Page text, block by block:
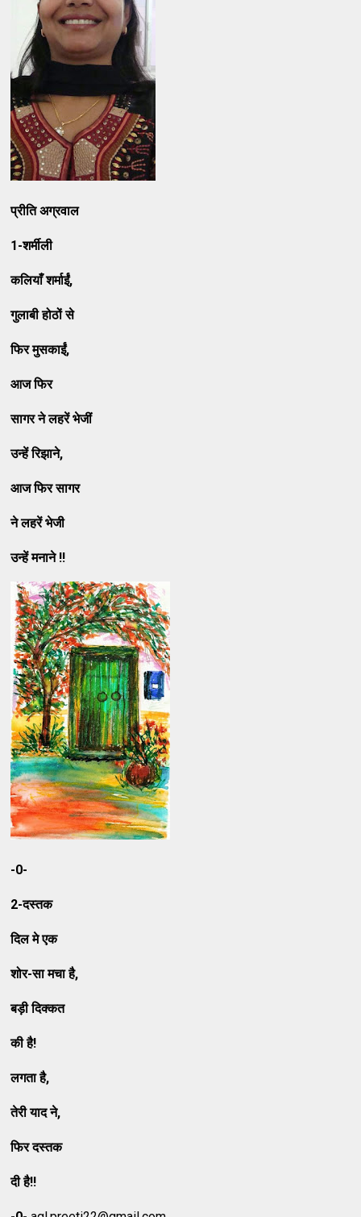
प्रीति अग्रवाल
1-शर्मीली
कलियाँ शर्माईं,
गुलाबी होठों से
फिर मुसकाईं,
आज फिर
सागर ने लहरें भेजीं
उन्हें रिझाने,
आज फिर सागर
ने लहरें भेजी
उन्हें मनाने !!
-0-
2-दस्तक
दिल मे एक
शोर-सा मचा है,
बड़ी दिक्कत
की है!
लगता है,
तेरी याद ने,
फिर दस्तक
दी है!!